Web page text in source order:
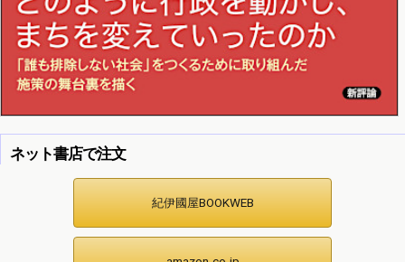
ネット書店で注文
紀伊國屋BOOKWEB